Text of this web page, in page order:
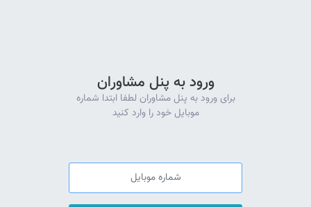
ورود به پنل مشاوران
برای ورود به پنل مشاوران لطفا ابتدا شماره
موبایل خود را وارد کنید